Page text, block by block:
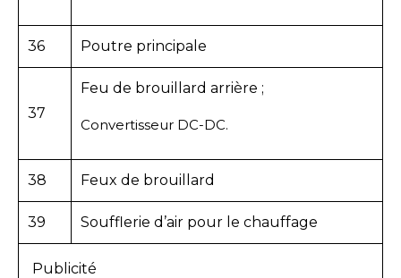
36 Poutre principale
37
Feu de brouillard arrière ;
Convertisseur DC-DC.
38 Feux de brouillard
39 Soufflerie d’air pour le chauffage
Publicité